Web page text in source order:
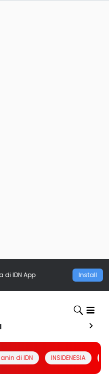
di IDN App Install
di IDN INSIDENESIA